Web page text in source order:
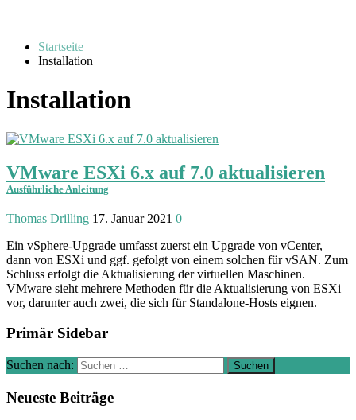
Startseite
Installation
Installation
VMware ESXi 6.x auf 7.0 aktualisieren
Ausführliche Anleitung
Thomas Drilling 17. Januar 2021 0
Ein vSphere-Upgrade umfasst zuerst ein Upgrade von vCenter,
dann von ESXi und ggf. gefolgt von einem solchen für vSAN. Zum
Schluss erfolgt die Aktualisierung der virtuellen Maschinen.
VMware sieht mehrere Methoden für die Aktualisierung von ESXi
vor, darunter auch zwei, die sich für Standalone-Hosts eignen.
Primär Sidebar
Suchen nach:
Neueste Beiträge